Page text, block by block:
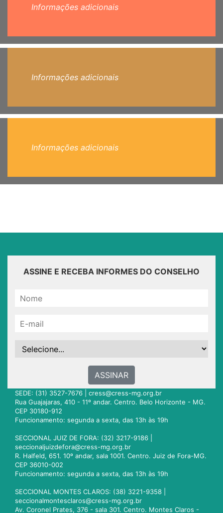
Informações adicionais
Informações adicionais
Informações adicionais
ASSINE E RECEBA INFORMES DO CONSELHO
ASSINAR
SEDE: (31) 3527-7676 | cress@cress-mg.org.br
Rua Guajajaras, 410 - 11º andar. Centro. Belo Horizonte - MG.
CEP 30180-912
Funcionamento: segunda a sexta, das 13h às 19h
SECCIONAL JUIZ DE FORA: (32) 3217-9186 |
seccionaljuizdefora@cress-mg.org.br
R. Halfeld, 651. 10º andar, sala 1001. Centro. Juiz de Fora-MG.
CEP 36010-002
Funcionamento: segunda a sexta, das 13h às 19h
SECCIONAL MONTES CLAROS: (38) 3221-9358 |
seccionalmontesclaros@cress-mg.org.br
Av. Coronel Prates, 376 - sala 301. Centro. Montes Claros -